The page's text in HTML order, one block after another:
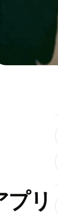
リ